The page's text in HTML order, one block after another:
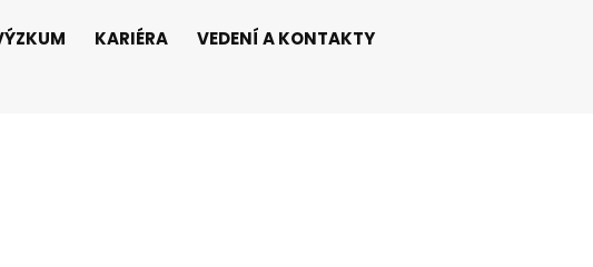
KARIÉRA VEDENÍ A KONTAKTY